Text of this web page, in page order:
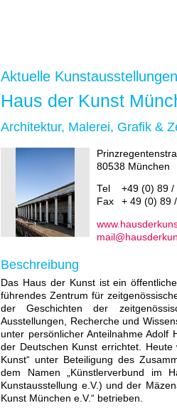
Aktuelle
Haus der Kunst
Architektur, Malerei, Grafik &
80538 München
Tel
+49 (0) 89 /
Fax
+ 49 (0) 89
Beschreibung
Das Haus der Kunst ist ein
führendes Zentrum für
der Geschichten der
Ausstellungen, Recherche und
unter persönlicher Anteilnahme Adolf
der Deutschen Kunst errichtet.
Kunst“ unter Beteiligung des
dem Namen „Künstlerverbund im
Kunstausstellung e.V.) und der
Kunst München e.V.“ betrieben.